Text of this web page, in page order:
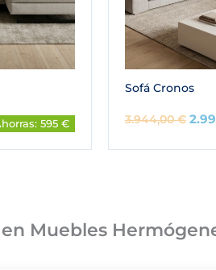
595 €
Sofá Cronos
3.944,00€
Muebles